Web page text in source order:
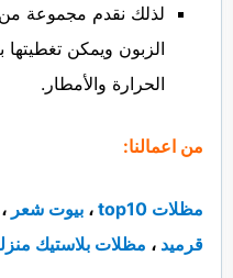
لذلك نقدم مجموعة من
الزبون ويمكن
الحرارة والأمطار.
من اعمالنا:
مظلات top10 ، بيوت شعر ،
قرميد ، مظلات بلاستيك